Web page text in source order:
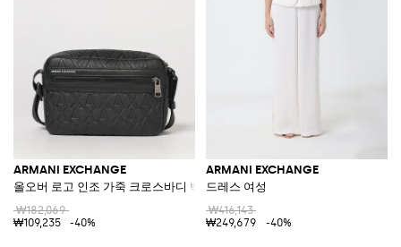
ARMANI EXCHANGE
올오버 로고 인조 가죽 크로스바디 백
₩182,069
₩109,235
-40%
ARMANI EXCHANGE
드레스 여성
₩416,143
₩249,679
-40%